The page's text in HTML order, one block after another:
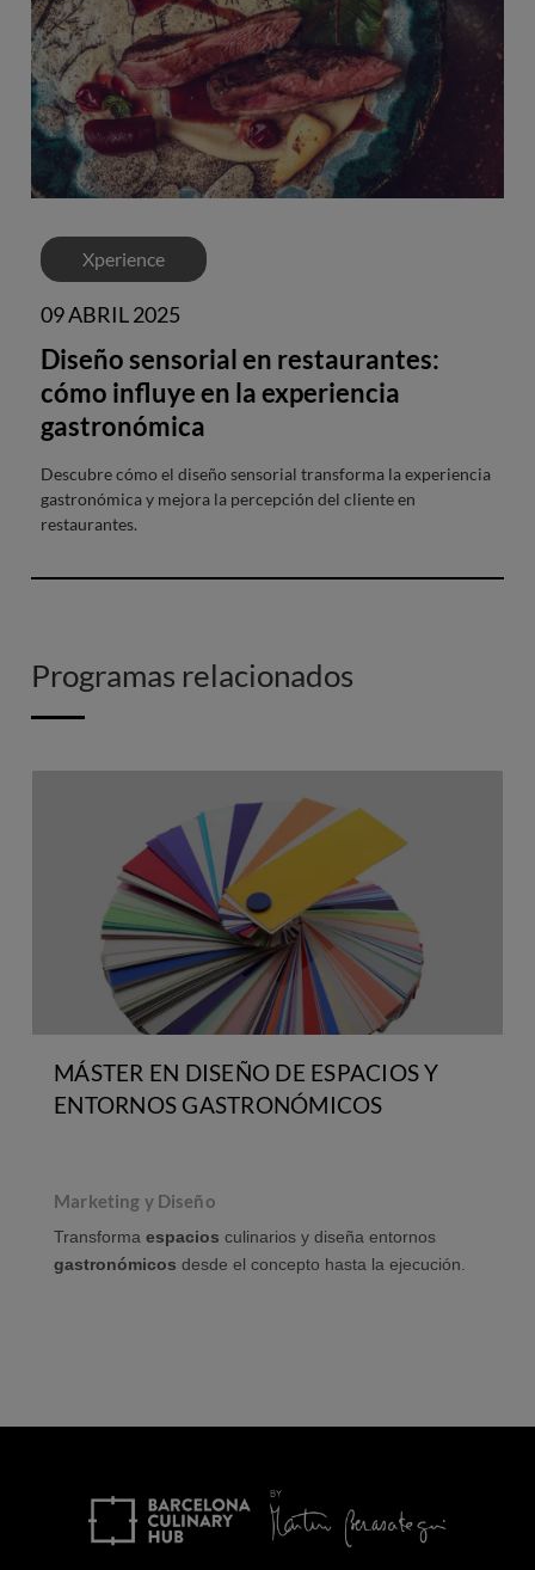
Xperience
09 ABRIL 2025
Diseño sensorial en restaurantes:
cómo influye en la experiencia
gastronómica
Descubre cómo el diseño sensorial transforma la experiencia
gastronómica y mejora la percepción del cliente en
restaurantes.
Programas relacionados
MÁSTER EN DISEÑO DE ESPACIOS Y
ENTORNOS GASTRONÓMICOS
Marketing y Diseño
Transformaespacios culinarios y diseña entornos
gastronómicos desde el concepto hasta la ejecución.